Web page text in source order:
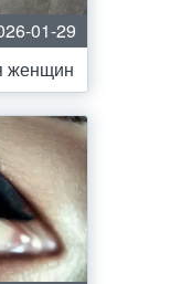
01-29
женщин